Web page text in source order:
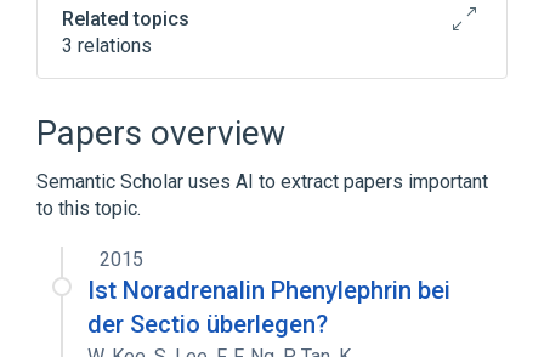
Related topics
3 relations
Ammonium Chloride
Chlorpheniramine
Dextromethorphan
Papers overview
Semantic Scholar uses AI to extract papers important
to this topic.
2015
Ist Noradrenalin Phenylephrin bei
der Sectio überlegen?